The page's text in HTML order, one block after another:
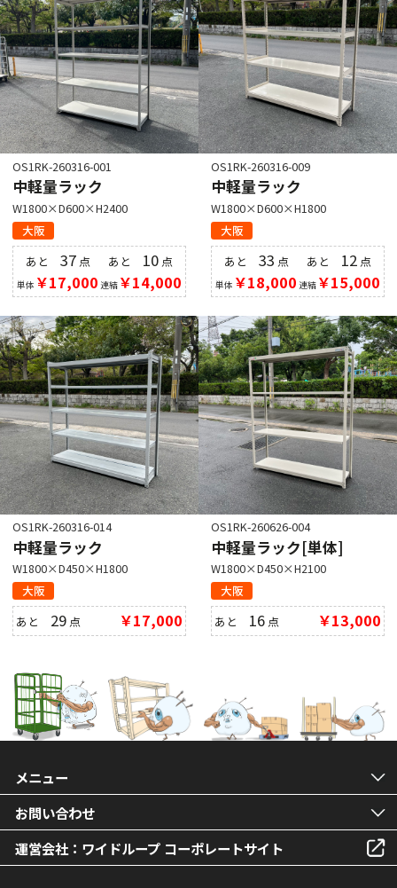
OS1RK-260316-001
中軽量ラック
W1800×D600×H2400
大阪
あと 37点
単体 ￥17,000
あと 10 点
連結￥14,000
OS1RK-260316-009
中軽量ラック
W1800×D600×H1800
大阪
あと 33 点
単体 ￥18,000
あと 12 点
連結￥15,000
OS1RK-260316-014
中軽量ラック
W1800×D450×H1800
大阪
あと 29 点 ￥17,000
OS1RK-260626-004
中軽量ラック[単体]
W1800×D450×H2100
大阪
あと 16 点 ￥13,000
メニュー
お問い合わせ
運営会社：ワイドループ コーポレートサイト